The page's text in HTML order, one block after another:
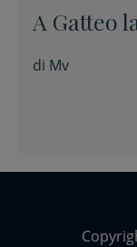
A Gatteo
di Mv